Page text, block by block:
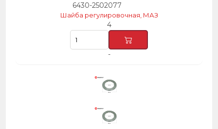
6430-2502077
Шайба регулировочная, МАЗ
4
-